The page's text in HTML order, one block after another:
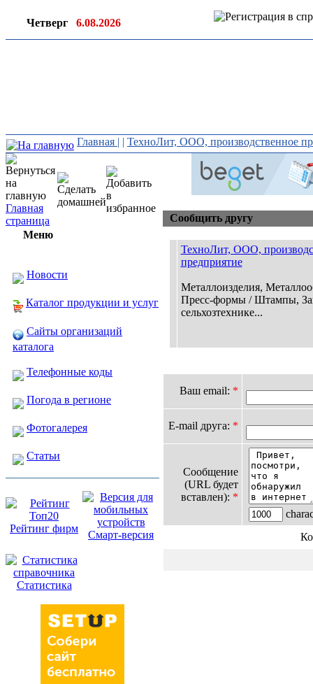
Четверг 6.08.2026
Главная | | ТехноЛит, ООО, производственное
Главная
страница
Меню
Новости
Каталог продукции и услуг
Сайты организаций
каталога
Телефонные коды
Погода в регионе
Фотогалерея
Статьи
Рейтинг фирм
Смарт-версия
Статистика
Сообщить другу
ТехноЛит, ООО,
предприятие
Металлоизделия,
Пресс-формы / Штампы,
сельхозтехнике...
Ваш email: *
E-mail друга: *
Сообщение
(URL будет
вставлен): *